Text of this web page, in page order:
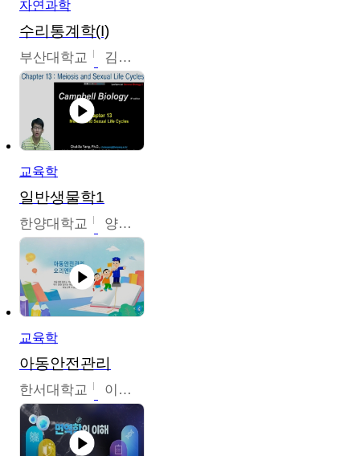
자연과학
수리통계학(I)
부산대학교 김충락
교육학
일반생물학1
한양대학교 양철수
교육학
아동안전관리
한서대학교 이태연